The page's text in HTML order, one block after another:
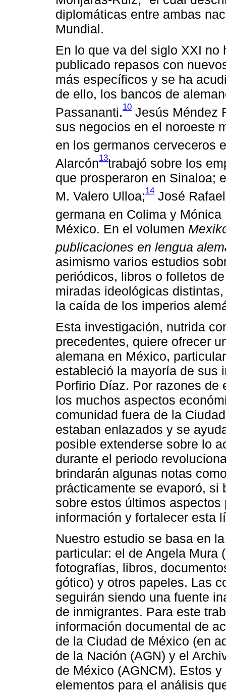
diplomáticas entre ambas
Mundial.
En lo que va del siglo XXI no
publicado repasos con
más específicos y se ha
de ello, los bancos de
Passananti.10 Jesús Méndez
sus negocios en el noroeste
en los germanos cerveceros
Alarcón13trabajó sobre los
que prosperaron en Sinaloa;
M. Valero Ulloa;14 José
germana en Colima y Mónica
México. En el volumen
publicaciones en lengua
asimismo varios estudios
periódicos, libros o folletos
miradas ideológicas
la caída de los imperios
Esta investigación, nutrida
precedentes, quiere ofrecer
alemana en México,
estableció la mayoría de sus
Porfirio Díaz. Por razones de
los muchos aspectos
comunidad fuera de la
estaban enlazados y se
posible extenderse sobre lo
durante el periodo
brindarán algunas notas
prácticamente se evaporó, si
sobre estos últimos
información y fortalecer esta
Nuestro estudio se basa en
particular: el de Angela Mura
fotografías, libros,
gótico) y otros papeles. Las
seguirán siendo una fuente
de inmigrantes. Para este
información documental de
de la Ciudad de México (en
de la Nación (AGN) y el
de México (AGNCM). Estos
elementos para el análisis